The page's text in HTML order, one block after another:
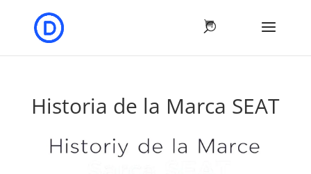
Historia de la Marca SEAT